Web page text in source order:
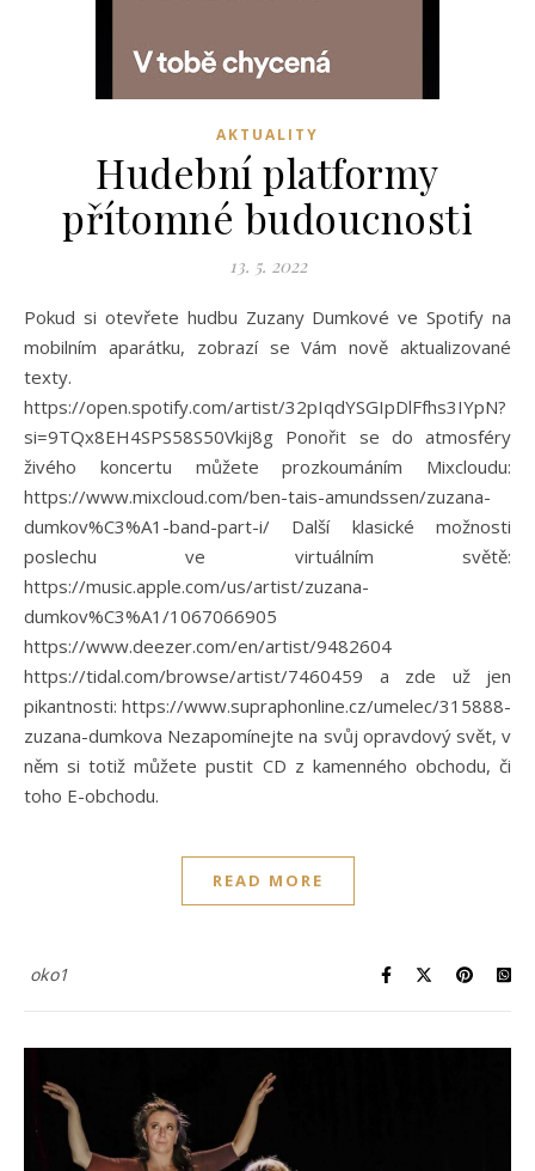
AKTUALITY
Hudební platformy
přítomné budoucnosti
13. 5. 2022
Pokud si otevřete hudbu Zuzany Dumkové ve Spotify na
mobilním aparátku, zobrazí se Vám nově aktualizované
texty.
https://open.spotify.com/artist/32pIqdYSGIpDlFfhs3IYpN?
si=9TQx8EH4SPS58S50Vkij8g Ponořit se do atmosféry
živého koncertu můžete prozkoumáním Mixcloudu:
https://www.mixcloud.com/ben-tais-amundssen/zuzana-
dumkov%C3%A1-band-part-i/ Další klasické možnosti
poslechu ve virtuálním světě:
https://music.apple.com/us/artist/zuzana-
dumkov%C3%A1/1067066905
https://www.deezer.com/en/artist/9482604
https://tidal.com/browse/artist/7460459 a zde už jen
pikantnosti: https://www.supraphonline.cz/umelec/315888-
zuzana-dumkova Nezapomínejte na svůj opravdový svět, v
něm si totiž můžete pustit CD z kamenného obchodu, či
toho E-obchodu.
READ MORE
oko1